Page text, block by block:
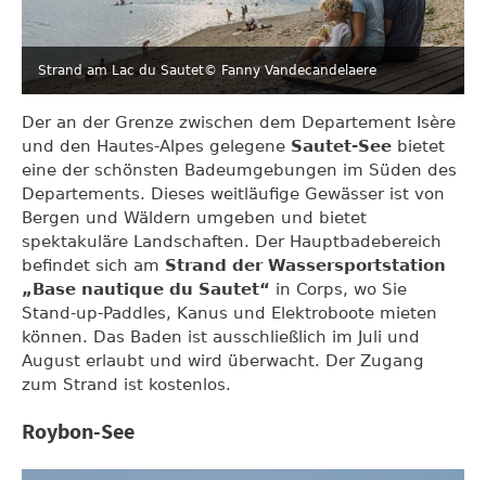
Strand am Lac du Sautet© Fanny Vandecandelaere
Der an der Grenze zwischen dem Departement Isère
und den Hautes-Alpes gelegene Sautet-See bietet
eine der schönsten Badeumgebungen im Süden des
Departements. Dieses weitläufige Gewässer ist von
Bergen und Wäldern umgeben und bietet
spektakuläre Landschaften. Der Hauptbadebereich
befindet sich am Strand der Wassersportstation
„Base nautique du Sautet“ in Corps, wo Sie
Stand-up-Paddles, Kanus und Elektroboote mieten
können. Das Baden ist ausschließlich im Juli und
August erlaubt und wird überwacht. Der Zugang
zum Strand ist kostenlos.
Roybon-See